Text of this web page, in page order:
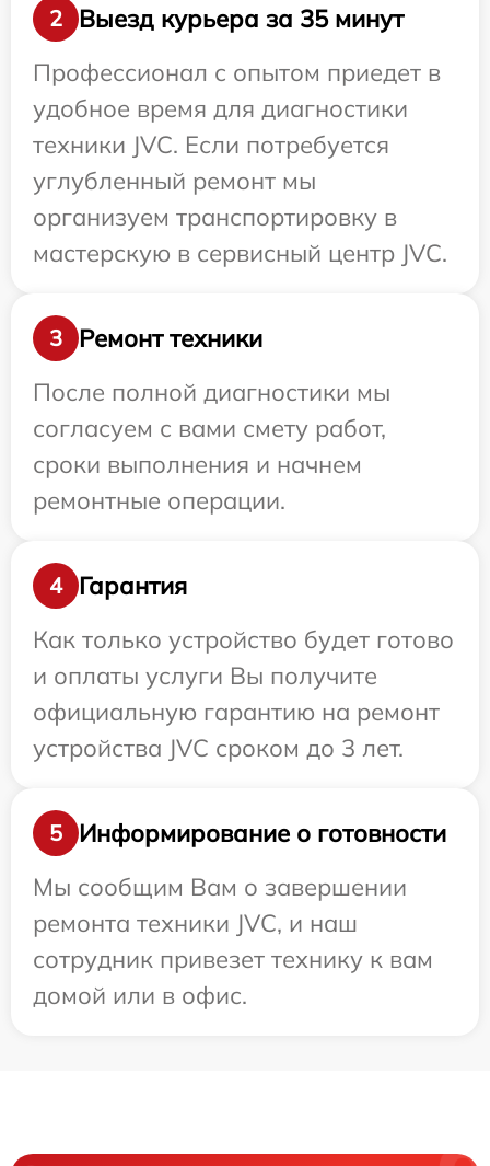
2
Выезд курьера за 35 минут
Профессионал с опытом приедет в
удобное время для диагностики
техники JVC. Если потребуется
углубленный ремонт мы
организуем транспортировку в
мастерскую в сервисный центр JVC.
3
Ремонт техники
После полной диагностики мы
согласуем с вами смету работ,
сроки выполнения и начнем
ремонтные операции.
4
Гарантия
Как только устройство будет готово
и оплаты услуги Вы получите
официальную гарантию на ремонт
устройства JVC сроком до 3 лет.
5
Информирование о готовности
Мы сообщим Вам о завершении
ремонта техники JVC, и наш
сотрудник привезет технику к вам
домой или в офис.